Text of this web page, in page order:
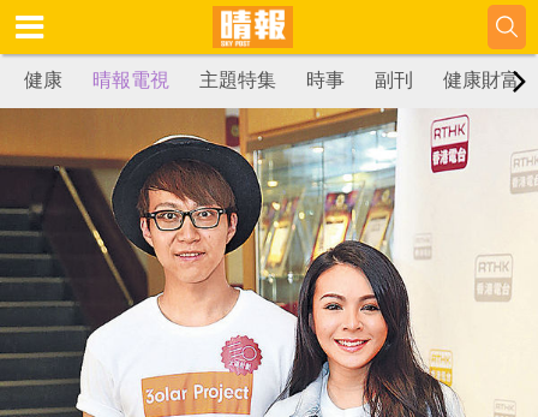
健康 晴報電視 主題特集 時事 副刊 健康財富